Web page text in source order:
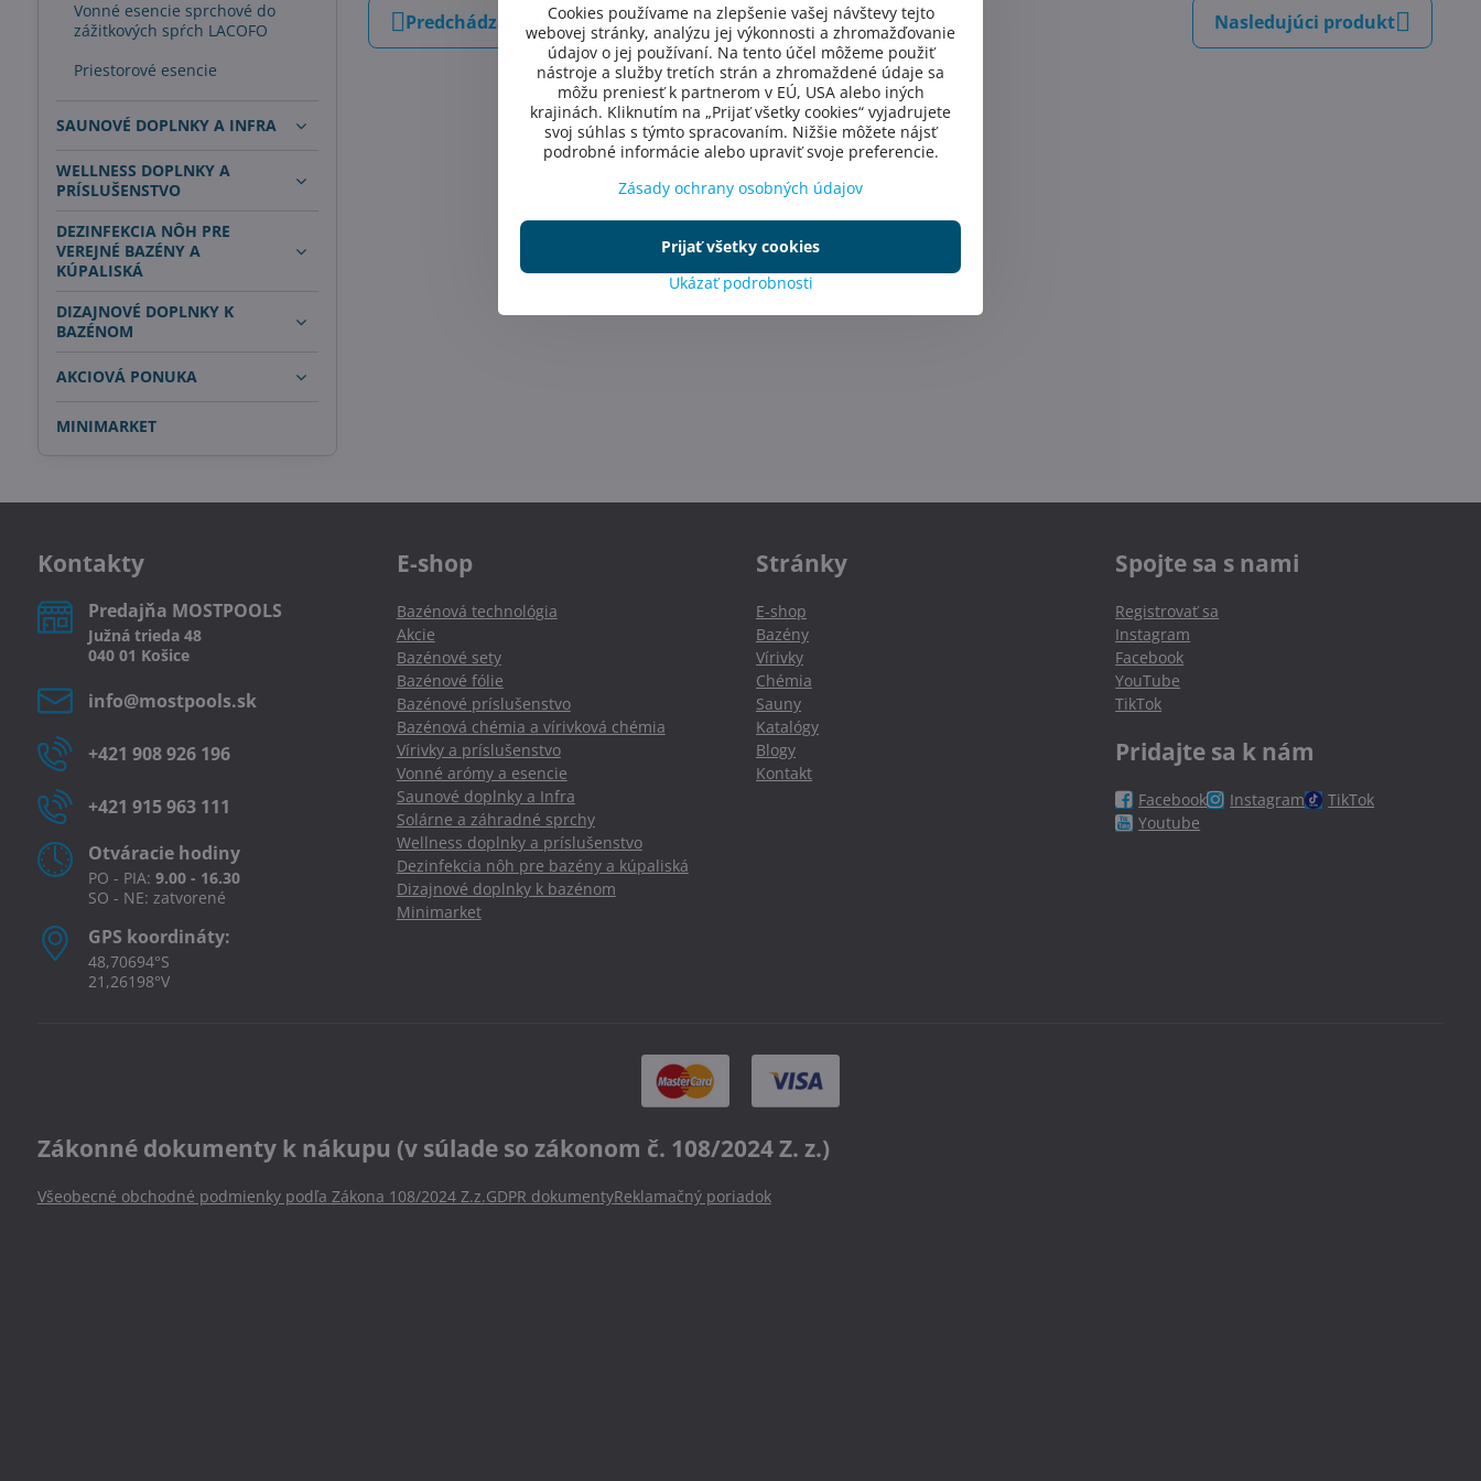
Predchádzajúci produkt Nasledujúci produkt
Vonné esencie sprchové do
zážitkových spŕch LACOFO
Priestorové esencie
SAUNOVÉ DOPLNKY A INFRA
WELLNESS DOPLNKY A
PRÍSLUŠENSTVO
DEZINFEKCIA NÔH PRE
VEREJNÉ BAZÉNY A
KÚPALISKÁ
DIZAJNOVÉ DOPLNKY K
BAZÉNOM
AKCIOVÁ PONUKA
MINIMARKET
Kontakty
Predajňa MOSTPOOLS
Južná trieda 48
040 01 Košice
info​@mostpools​.sk
+421 908 926 196
+421 915 963 111
Otváracie hodiny
PO - PIA: 9.00 - 16.30
SO - NE: zatvorené
GPS koordináty:
48,70694°S
21,26198°V
E-shop
Bazénová technológia
Akcie
Bazénové sety
Bazénové fólie
Bazénové príslušenstvo
Bazénová chémia a vírivková chémia
Vírivky a príslušenstvo
Vonné arómy a esencie
Saunové doplnky a Infra
Solárne a záhradné sprchy
Wellness doplnky a príslušenstvo
Dezinfekcia nôh pre bazény a kúpaliská
Dizajnové doplnky k bazénom
Minimarket
Stránky
E-shop
Bazény
Vírivky
Chémia
Sauny
Katalógy
Blogy
Kontakt
Spojte sa s nami
Registrovať sa
Instagram
Facebook
YouTube
TikTok
Pridajte sa k nám
Facebook Instagram
TikTok
Youtube
Zákonné dokumenty k nákupu (v súlade so zákonom č. 108/2024 Z. z.)
Všeobecné obchodné podmienky podľa Zákona 108/2024 Z.z.GDPR dokumentyReklamačný poriadok
Cookies používame na zlepšenie vašej návštevy tejto
webovej stránky, analýzu jej výkonnosti a zhromažďovanie
údajov o jej používaní. Na tento účel môžeme použiť
nástroje a služby tretích strán a zhromaždené údaje sa
môžu preniesť k partnerom v EÚ, USA alebo iných
krajinách. Kliknutím na „Prijať všetky cookies“ vyjadrujete
svoj súhlas s týmto spracovaním. Nižšie môžete nájsť
podrobné informácie alebo upraviť svoje preferencie.
Zásady ochrany osobných údajov
Ukázať podrobnosti
Prijať všetky cookies